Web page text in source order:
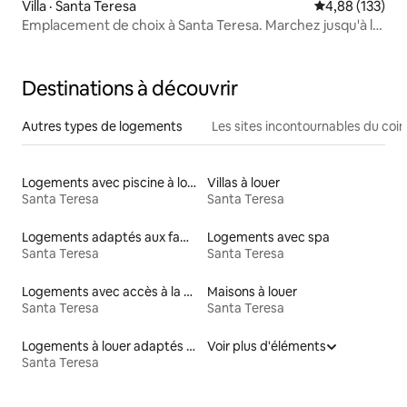
Villa · Santa Teresa Note
4,88 (133)
Emplacement de choix à Santa Teresa. Marchez jusqu'à la
Destinations à découvrir
Autres types de logements Les sites incontournables du coin
Logements avec piscine à louer
Santa Teresa
Villas à louer
Santa Teresa
Logements adaptés aux familles à louer
Santa Teresa
Logements avec spa
Santa Teresa
Logements avec accès à la plage
Santa Teresa
Maisons à louer
Santa Teresa
Logements à louer adaptés aux animaux
Santa Teresa
Voir plus d'éléments